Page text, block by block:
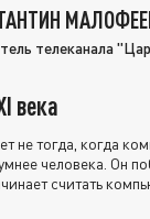
телеканала
века
не тогда, когда
человека. Он
считать